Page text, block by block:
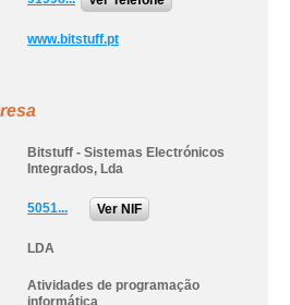
www.bitstuff.pt
Bitstuff - Sistemas Electrónicos
Integrados, Lda
5051... Ver NIF
LDA
Atividades de programação
informática